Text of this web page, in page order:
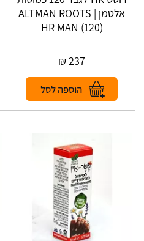
אלטמן | ALTMAN‎ ‎ROOTS‎
‎HR‎ ‎MAN‎ ‎(‎120‎)
237
₪